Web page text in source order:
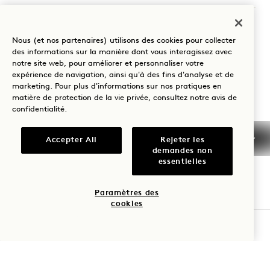
West HollywoodCA 90069
États-Unis d'Amérique
Hôtel :
+1 310 424 1600
Réservations :
West Hollywood
FAQs
Nous (et nos partenaires) utilisons des cookies pour collecter
des informations sur la manière dont vous interagissez avec
notre site web, pour améliorer et personnaliser votre
expérience de navigation, ainsi qu'à des fins d'analyse et de
marketing. Pour plus d'informations sur nos pratiques en
matière de protection de la vie privée, consultez notre avis de
confidentialité.
Accepter All
Rejeter les
demandes non
essentielles
Paramètres des
cookies